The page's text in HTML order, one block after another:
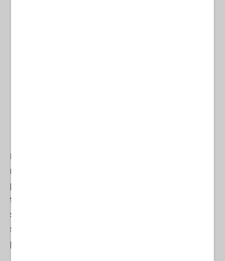
La
máximo respeto y solemnidad. Portado a hombros
por sus compañeros mientras sonaba
fúnebre
su paso, mandos y jefes de unidad ejecutaron el
saludo reglamentario, gesto secundado también
por el personal situado fuera de filas.